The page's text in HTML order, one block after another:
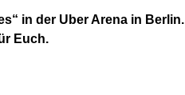
in der Uber Arena in Berlin.
Euch.